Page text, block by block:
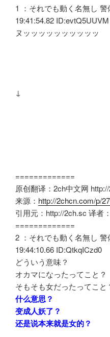
1 ：それでも動く名無し
19:41:54.82 ID:evtQ5UUVM
ヌッッッッッッッッッッ
↓
=============
原创翻译：2ch中文网
来源： http://2chcn.com/p/
引用元：http://2ch.sc 译者
=============
2 ：それでも動く名無し
19:44:10.66 ID:QtkqICzd0
どういう意味？
オカマになったってこと？
そもそも女だったってこと
什么意思？
变成人妖了？
还是说本来就是女的？